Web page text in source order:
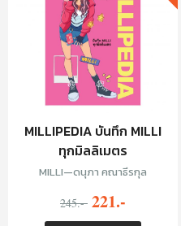
MILLIPEDIA บันทึก MILLI
ทุกมิลลิเมตร
MILLI—ดนุภา คณาธีรกุล
245.- 221.-